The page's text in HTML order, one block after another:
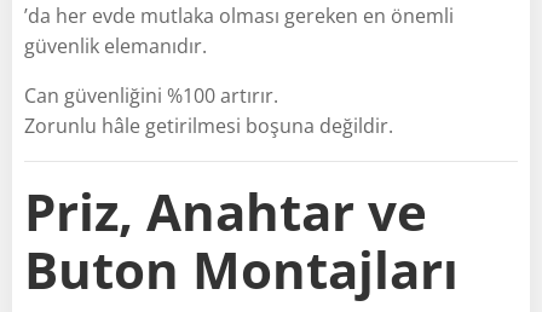
’da her evde mutlaka olması gereken en önemli
güvenlik elemanıdır.
Can güvenliğini %100 artırır.
Zorunlu hâle getirilmesi boşuna değildir.
Priz, Anahtar ve
Buton Montajları